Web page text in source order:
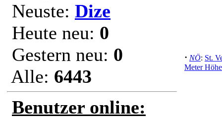
Neuste: Dize
Heute neu: 0
Gestern neu: 0
Alle: 6443
Benutzer online:
· NÖ: St.
Meter